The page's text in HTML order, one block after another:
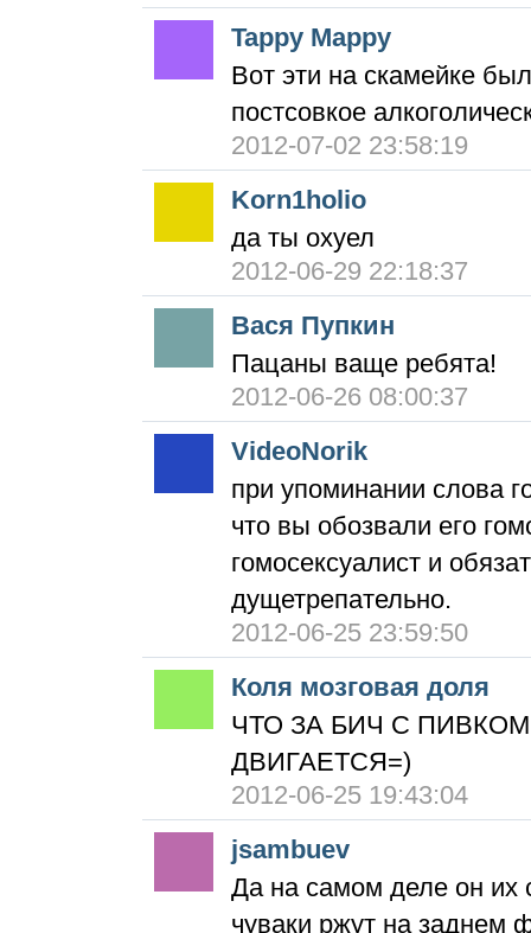
Tappy Mappy
Вот эти на скамейке
постсовкое
2012-07-02 23:58:19
Korn1holio
да ты охуел
2012-06-29 22:18:37
Вася Пупкин
Пацаны ваще ребята!
2012-06-26 08:00:37
VideoNorik
при упоминании слова
что вы обозвали его
гомосексуалист и
дущетрепательно.
2012-06-25 23:59:50
Коля мозговая доля
ЧТО ЗА БИЧ С
ДВИГАЕТСЯ=)
2012-06-25 19:43:04
jsambuev
Да на самом деле он их
чуваки ржут на заднем